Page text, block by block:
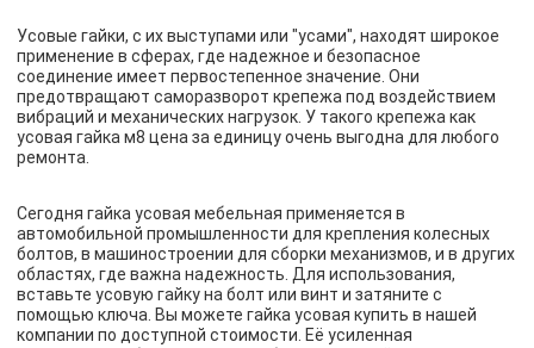
Усовые гайки, с их выступами или "усами", находят широкое
применение в сферах, где надежное и безопасное
соединение имеет первостепенное значение. Они
предотвращают саморазворот крепежа под воздействием
вибраций и механических нагрузок. У такого крепежа как
усовая гайка м8 цена за единицу очень выгодна для любого
ремонта.
Сегодня гайка усовая мебельная применяется в
автомобильной промышленности для крепления колесных
болтов, в машиностроении для сборки механизмов, и в других
областях, где важна надежность. Для использования,
вставьте усовую гайку на болт или винт и затяните с
помощью ключа. Вы можете гайка усовая купить в нашей
компании по доступной стоимости. Её усиленная